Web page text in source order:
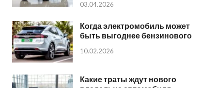
03.04.2026
Когда электромобиль может
быть выгоднее бензинового
10.02.2026
Какие траты ждут нового